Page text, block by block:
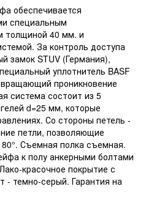
обеспечивается
специальным
толщиной 40 мм. и
За контроль доступа
замок STUV (Германия),
уплотнитель BASF
проникновение
система состоит из 5
d=25 мм, которые
Со стороны петель -
петли, позволяющие
Съемная полка съемная.
к полу анкерными болтами
красочное покрытие с
темно-серый. Гарантия на